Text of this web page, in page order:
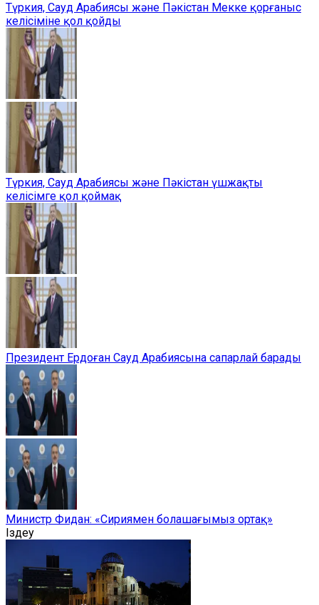
Түркия, Сауд Арабиясы және Пәкістан Мекке қорғаныс
келісіміне қол қойды
Түркия, Сауд Арабиясы және Пәкістан үшжақты
келісімге қол қоймақ
Президент Ердоған Сауд Арабиясына сапарлай барады
Министр Фидан: «Сириямен болашағымыз ортақ»
Іздеу